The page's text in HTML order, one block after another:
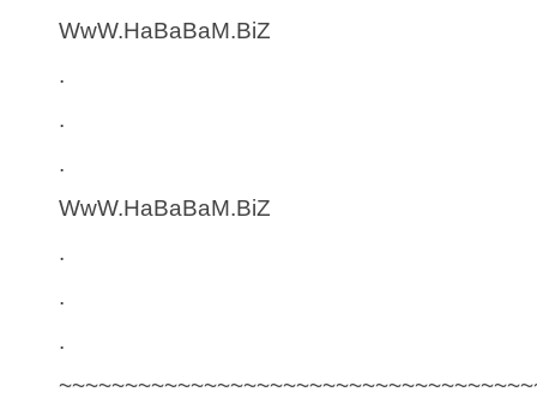
WwW.HaBaBaM.BiZ
.
.
.
WwW.HaBaBaM.BiZ
.
.
.